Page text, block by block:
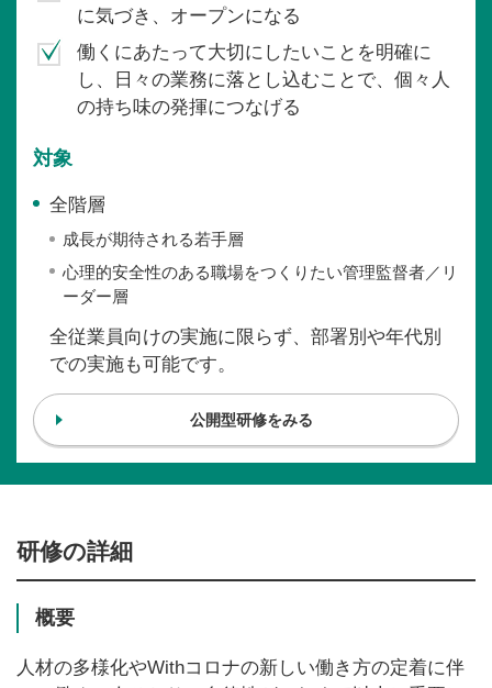
に気づき、オープンになる
働くにあたって大切にしたいことを明確に
し、日々の業務に落とし込むことで、個々人
の持ち味の発揮につなげる
対象
全階層
成長が期待される若手層
心理的安全性のある職場をつくりたい管理監督者／リ
ーダー層
全従業員向けの実施に限らず、部署別や年代別
での実施も可能です。
公開型研修をみる
研修の詳細
概要
人材の多様化やWithコロナの新しい働き方の定着に伴